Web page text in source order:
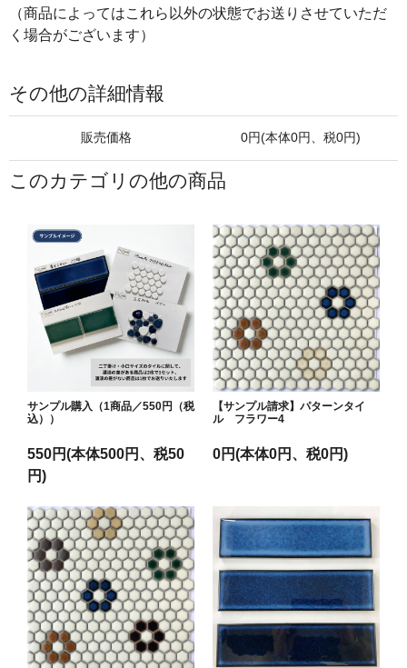
（商品によってはこれら以外の状態でお送りさせていただ
く場合がございます）
その他の詳細情報
販売価格 0円(本体0円、税0円)
このカテゴリの他の商品
サンプル購入（1商品／550円（税
込））
550円(本体500円、税50
円)
【サンプル請求】パターンタイ
ル フラワー4
0円(本体0円、税0円)